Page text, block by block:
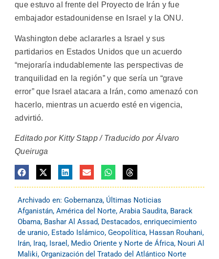
que estuvo al frente del Proyecto de Irán y fue
embajador estadounidense en Israel y la ONU.
Washington debe aclararles a Israel y sus
partidarios en Estados Unidos que un acuerdo
“mejoraría indudablemente las perspectivas de
tranquilidad en la región” y que sería un “grave
error” que Israel atacara a Irán, como amenazó con
hacerlo, mientras un acuerdo esté en vigencia,
advirtió.
Editado por Kitty Stapp / Traducido por Álvaro
Queiruga
Archivado en: Gobernanza, Últimas Noticias
Afganistán, América del Norte, Arabia Saudita, Barack
Obama, Bashar Al Assad, Destacados, enriquecimiento
de uranio, Estado Islámico, Geopolítica, Hassan Rouhani,
Irán, Iraq, Israel , Medio Oriente y Norte de África, Nouri Al
Maliki, Organización del Tratado del Atlántico Norte